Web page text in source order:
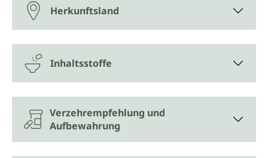
Herkunftsland
Inhaltsstoffe
Verzehrempfehlung und
Aufbewahrung